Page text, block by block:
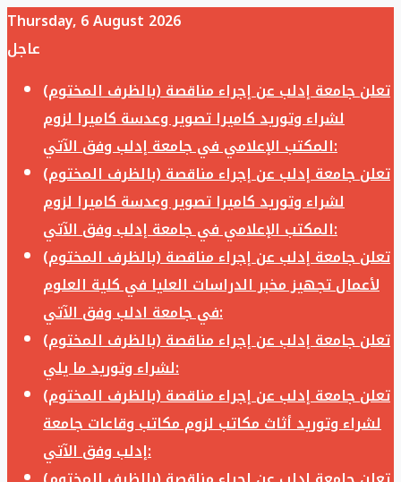
Thursday, 6 August 2026
عاجل
تعلن جامعة إدلب عن إجراء مناقصة (بالظرف المختوم)
لشراء وتوريد كاميرا تصوير وعدسة كاميرا لزوم
المكتب الإعلامي في جامعة إدلب وفق الآتي:
تعلن جامعة إدلب عن إجراء مناقصة (بالظرف المختوم)
لشراء وتوريد كاميرا تصوير وعدسة كاميرا لزوم
المكتب الإعلامي في جامعة إدلب وفق الآتي:
تعلن جامعة إدلب عن إجراء مناقصة (بالظرف المختوم)
لأعمال تجهيز مخبر الدراسات العليا في كلية العلوم
في جامعة ادلب وفق الآتي:
تعلن جامعة إدلب عن إجراء مناقصة (بالظرف المختوم)
لشراء وتوريد ما يلي:
تعلن جامعة إدلب عن إجراء مناقصة (بالظرف المختوم)
لشراء وتوريد أثاث مكاتب لزوم مكاتب وقاعات جامعة
إدلب وفق الآتي: